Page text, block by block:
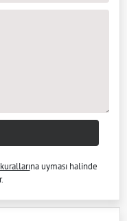
na uyması halinde